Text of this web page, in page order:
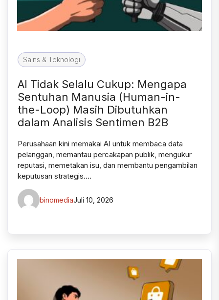
Sains & Teknologi
AI Tidak Selalu Cukup: Mengapa
Sentuhan Manusia (Human-in-
the-Loop) Masih Dibutuhkan
dalam Analisis Sentimen B2B
Perusahaan kini memakai AI untuk membaca data
pelanggan, memantau percakapan publik, mengukur
reputasi, memetakan isu, dan membantu pengambilan
keputusan strategis….
binomediaJuli 10, 2026